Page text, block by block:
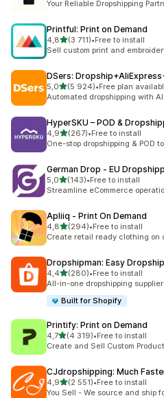
Your Reliable Dropshipping
Printful: Print on Demand
4,8z 5 hvězd
(3 711)
Celkový počet recenzí: 3711
•Free to install
Sell custom print and
DSers:
5,0z 5 hvězd
(5 924)
Celkový počet recenzí: 5924
•Free plan
Automated dropshipping with
HyperSKU – POD &
4,9z 5 hvězd
(267)
Celkový počet recenzí: 267
•Free to install
One-stop dropshipping & POD
German Drop ‑ EU
5,0z 5 hvězd
(143)
Celkový počet recenzí: 143
•Free to install
Streamline eCommerce
Apliiq ‑ Print On Demand
4,8z 5 hvězd
(294)
Celkový počet recenzí: 294
•Free to install
Create retail ready clothing on
Dropshipman: Easy
4,4z 5 hvězd
(280)
Celkový počet recenzí: 280
•Free to install
All-in-one dropshipping
Built for Shopify
Printify: Print on Demand
4,7z 5 hvězd
(4 319)
Celkový počet recenzí: 4319
•Free to install
Create and Sell Custom
CJdropshipping: Much
4,9z 5 hvězd
(2 551)
Celkový počet recenzí: 2551
•Free to install
You Sell - We source and ship